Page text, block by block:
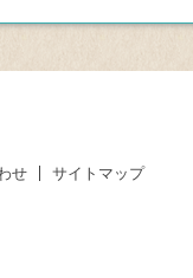
せ サイトマップ